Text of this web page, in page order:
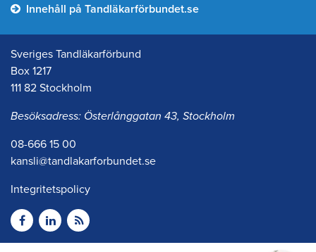
Innehåll på Tandläkarförbundet.se
Sveriges Tandläkarförbund
Box 1217
111 82 Stockholm
Besöksadress: Österlånggatan 43, Stockholm
08-666 15 00
kansli@tandlakarforbundet.se
Integritetspolicy